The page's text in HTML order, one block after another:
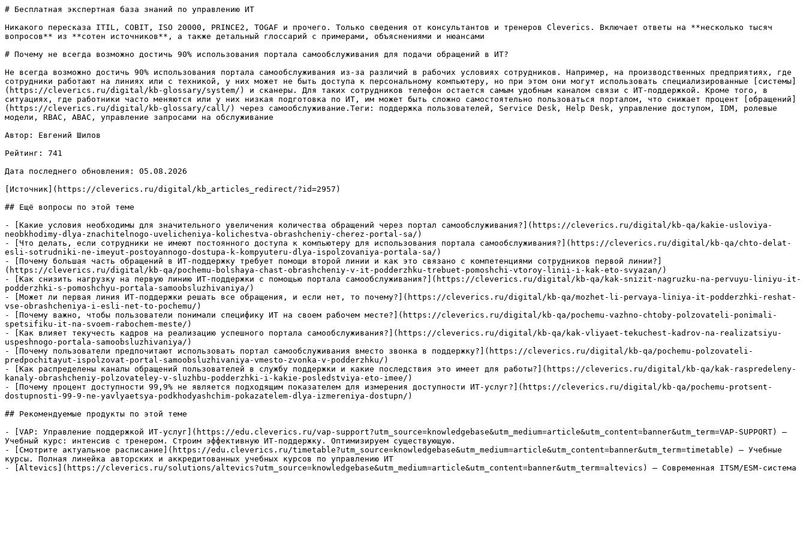
# Бесплатная экспертная база знаний по управлению ИТ
Никакого пересказа ITIL, COBIT, ISO 20000, PRINCE2, TOGAF и прочего. Только сведения от консультантов и тренеров Cleverics. Включает ответы на **несколько тысяч
вопросов** из **сотен источников**, а также детальный глоссарий с примерами, объяснениями и нюансами
# Почему не всегда возможно достичь 90% использования портала самообслуживания для подачи обращений в ИТ?
Не всегда возможно достичь 90% использования портала самообслуживания из-за различий в рабочих условиях сотрудников. Например, на производственных предприятиях, где
сотрудники работают на линиях или с техникой, у них может не быть доступа к персональному компьютеру, но при этом они могут использовать специализированные [системы]
(https://cleverics.ru/digital/kb-glossary/system/) и сканеры. Для таких сотрудников телефон остается самым удобным каналом связи с ИТ-поддержкой. Кроме того, в
ситуациях, где работники часто меняются или у них низкая подготовка по ИТ, им может быть сложно самостоятельно пользоваться порталом, что снижает процент [обращений]
(https://cleverics.ru/digital/kb-glossary/call/) через самообслуживание.Теги: поддержка пользователей, Service Desk, Help Desk, управление доступом, IDM, ролевые
модели, RBAC, ABAC, управление запросами на обслуживание
Автор: Евгений Шилов
Рейтинг: 741
Дата последнего обновления: 05.08.2026
[Источник](https://cleverics.ru/digital/kb_articles_redirect/?id=2957)
## Ещё вопросы по этой теме
- [Какие условия необходимы для значительного увеличения количества обращений через портал самообслуживания?](https://cleverics.ru/digital/kb-qa/kakie-usloviya-
neobkhodimy-dlya-znachitelnogo-uvelicheniya-kolichestva-obrashcheniy-cherez-portal-sa/)
- [Что делать, если сотрудники не имеют постоянного доступа к компьютеру для использования портала самообслуживания?](https://cleverics.ru/digital/kb-qa/chto-delat-
esli-sotrudniki-ne-imeyut-postoyannogo-dostupa-k-kompyuteru-dlya-ispolzovaniya-portala-sa/)
- [Почему большая часть обращений в ИТ-поддержку требует помощи второй линии и как это связано с компетенциями сотрудников первой линии?]
(https://cleverics.ru/digital/kb-qa/pochemu-bolshaya-chast-obrashcheniy-v-it-podderzhku-trebuet-pomoshchi-vtoroy-linii-i-kak-eto-svyazan/)
- [Как снизить нагрузку на первую линию ИТ-поддержки с помощью портала самообслуживания?](https://cleverics.ru/digital/kb-qa/kak-snizit-nagruzku-na-pervuyu-liniyu-it-
podderzhki-s-pomoshchyu-portala-samoobsluzhivaniya/)
- [Может ли первая линия ИТ-поддержки решать все обращения, и если нет, то почему?](https://cleverics.ru/digital/kb-qa/mozhet-li-pervaya-liniya-it-podderzhki-reshat-
vse-obrashcheniya-i-esli-net-to-pochemu/)
- [Почему важно, чтобы пользователи понимали специфику ИТ на своем рабочем месте?](https://cleverics.ru/digital/kb-qa/pochemu-vazhno-chtoby-polzovateli-ponimali-
spetsifiku-it-na-svoem-rabochem-meste/)
- [Как влияет текучесть кадров на реализацию успешного портала самообслуживания?](https://cleverics.ru/digital/kb-qa/kak-vliyaet-tekuchest-kadrov-na-realizatsiyu-
uspeshnogo-portala-samoobsluzhivaniya/)
- [Почему пользователи предпочитают использовать портал самообслуживания вместо звонка в поддержку?](https://cleverics.ru/digital/kb-qa/pochemu-polzovateli-
predpochitayut-ispolzovat-portal-samoobsluzhivaniya-vmesto-zvonka-v-podderzhku/)
- [Как распределены каналы обращений пользователей в службу поддержки и какие последствия это имеет для работы?](https://cleverics.ru/digital/kb-qa/kak-raspredeleny-
kanaly-obrashcheniy-polzovateley-v-sluzhbu-podderzhki-i-kakie-posledstviya-eto-imee/)
- [Почему процент доступности 99,9% не является подходящим показателем для измерения доступности ИТ-услуг?](https://cleverics.ru/digital/kb-qa/pochemu-protsent-
dostupnosti-99-9-ne-yavlyaetsya-podkhodyashchim-pokazatelem-dlya-izmereniya-dostupn/)
## Рекомендуемые продукты по этой теме
- [VAP: Управление поддержкой ИТ-услуг](https://edu.cleverics.ru/vap-support?utm_source=knowledgebase&utm_medium=article&utm_content=banner&utm_term=VAP-SUPPORT) —
Учебный курс: интенсив с тренером. Строим эффективную ИТ-поддержку. Оптимизируем существующую.
- [Смотрите актуальное расписание](https://edu.cleverics.ru/timetable?utm_source=knowledgebase&utm_medium=article&utm_content=banner&utm_term=timetable) — Учебные
курсы. Полная линейка авторских и аккредитованных учебных курсов по управлению ИТ
- [Altevics](https://cleverics.ru/solutions/altevics?utm_source=knowledgebase&utm_medium=article&utm_content=banner&utm_term=altevics) — Современная ITSM/ESM-система